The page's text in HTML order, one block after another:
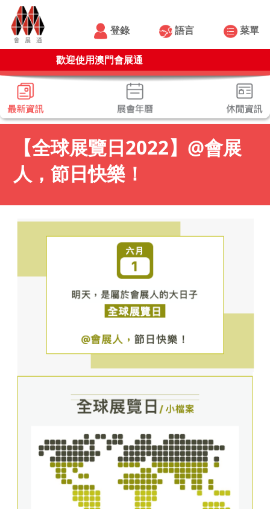
登錄 語言 菜單
歡迎使用澳門會展通
【全球展覽日2022】@會展
人，節日快樂！